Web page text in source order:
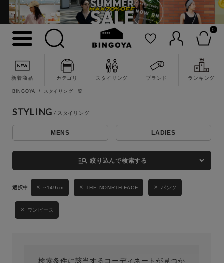
0
新着商品 カテゴリ スタイリング ブランド ランキング
詳細検索
キーワード
性別
MENS LADIES KIDS
BINGOYA スタイリング一覧
STYLING
MENS LADIES
manage_search 絞り込んで検索する
~149cm THE NONRTH FACE パンツ
ワンピース
検索条件に該当するコーディネートが見つか